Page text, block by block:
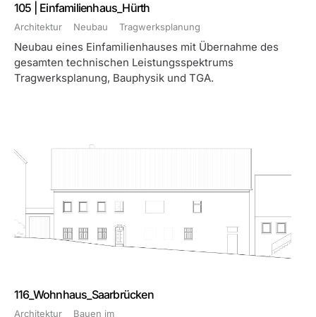
105 | Einfamilienhaus_Hürth
Architektur Neubau Tragwerksplanung
Neubau eines Einfamilienhauses mit Übernahme des
gesamten technischen Leistungsspektrums
Tragwerksplanung, Bauphysik und TGA.
116_Wohnhaus_Saarbrücken
Architektur Bauen im